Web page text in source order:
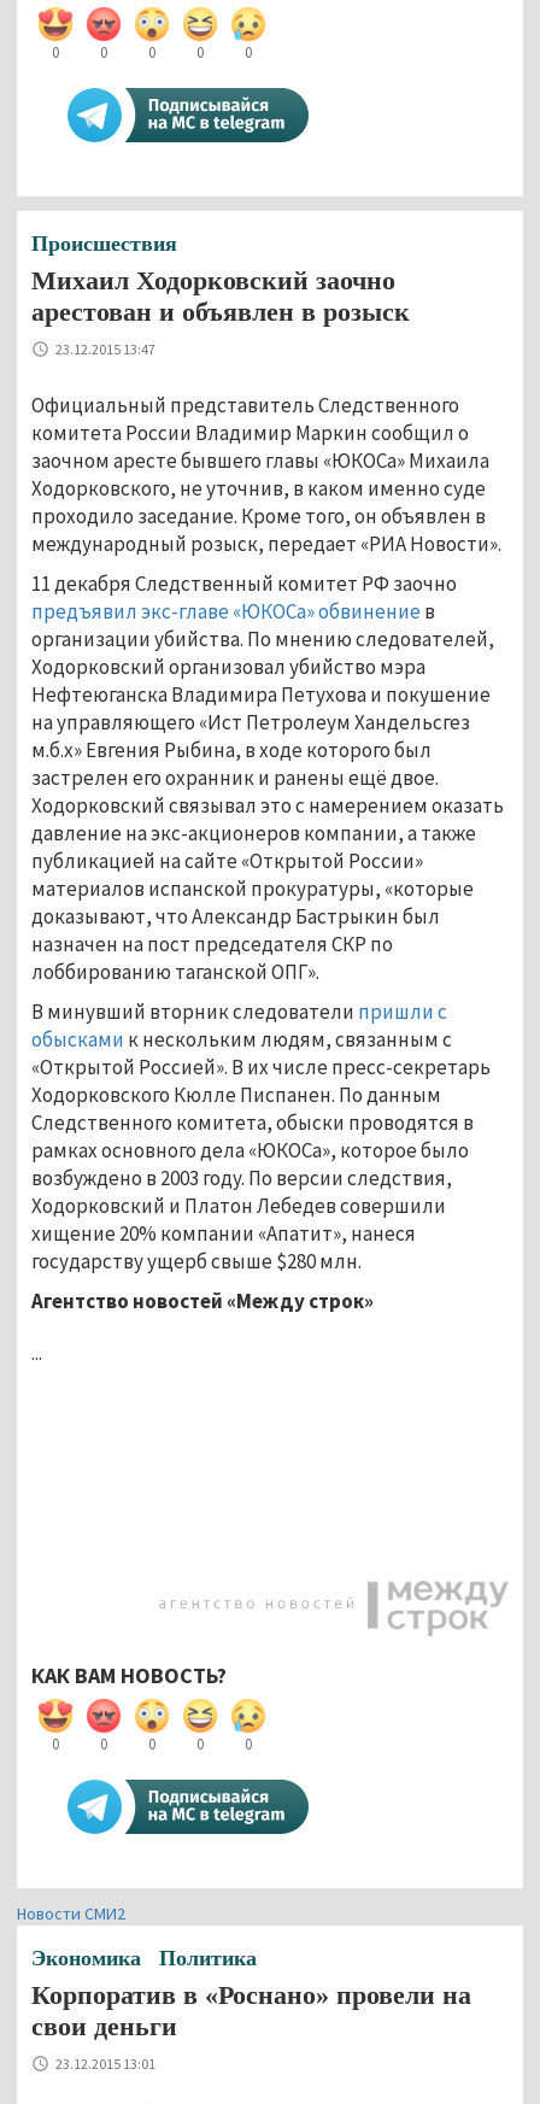
0 0 0 0 0
Происшествия
Михаил Ходорковский заочно
арестован и объявлен в розыск
23.12.2015 13:47
Официальный представитель Следственного
комитета России Владимир Маркин сообщил о
заочном аресте бывшего главы «ЮКОСа» Михаила
Ходорковского, не уточнив, в каком именно суде
проходило заседание. Кроме того, он объявлен в
международный розыск, передает «РИА Новости».
11 декабря Следственный комитет РФ заочно
предъявил экс-главе «ЮКОСа» обвинение в
организации убийства. По мнению следователей,
Ходорковский организовал убийство мэра
Нефтеюганска Владимира Петухова и покушение
на управляющего «Ист Петролеум Хандельсгез
м.б.х» Евгения Рыбина, в ходе которого был
застрелен его охранник и ранены ещё двое.
Ходорковский связывал это с намерением оказать
давление на экс-акционеров компании, а также
публикацией на сайте «Открытой России»
материалов испанской прокуратуры, «которые
доказывают, что Александр Бастрыкин был
назначен на пост председателя СКР по
лоббированию таганской ОПГ».
В минувший вторник следователи пришли с
обысками к нескольким людям, связанным с
«Открытой Россией». В их числе пресс-секретарь
Ходорковского Кюлле Писпанен. По данным
Следственного комитета, обыски проводятся в
рамках основного дела «ЮКОСа», которое было
возбуждено в 2003 году. По версии следствия,
Ходорковский и Платон Лебедев совершили
хищение 20% компании «Апатит», нанеся
государству ущерб свыше $280 млн.
Агентство новостей «Между строк»
...
КАК ВАМ НОВОСТЬ?
0 0 0 0 0
Новости СМИ2
Экономика Политика
Корпоратив в «Роснано» провели на
свои деньги
23.12.2015 13:01